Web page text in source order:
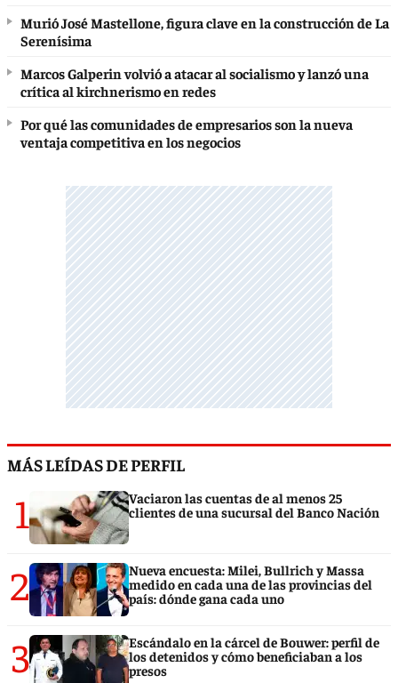
Murió José Mastellone, figura clave en la construcción de La
Serenísima
Marcos Galperin volvió a atacar al socialismo y lanzó una
crítica al kirchnerismo en redes
Por qué las comunidades de empresarios son la nueva
ventaja competitiva en los negocios
MÁS LEÍDAS DE PERFIL
1
Vaciaron las cuentas de al menos 25
clientes de una sucursal del Banco Nación
2
Nueva encuesta: Milei, Bullrich y Massa
medido en cada una de las provincias del
país: dónde gana cada uno
3
Escándalo en la cárcel de Bouwer: perfil de
los detenidos y cómo beneficiaban a los
presos